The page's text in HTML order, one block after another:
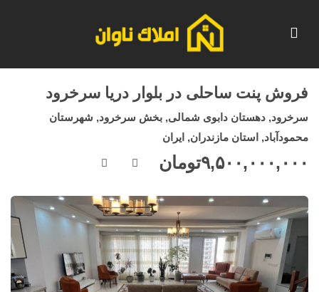
فروش پنت ساحلی در بلوار دریا سرخرود
سرخرود, دهستان دابوی شمالی, بخش سرخرود, شهرستان
محمودآباد, استان مازندران, ایران
۹,۵۰۰,۰۰۰,۰۰۰تومان